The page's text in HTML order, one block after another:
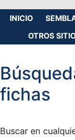
INICIO
OTROS
fichas
Buscar en